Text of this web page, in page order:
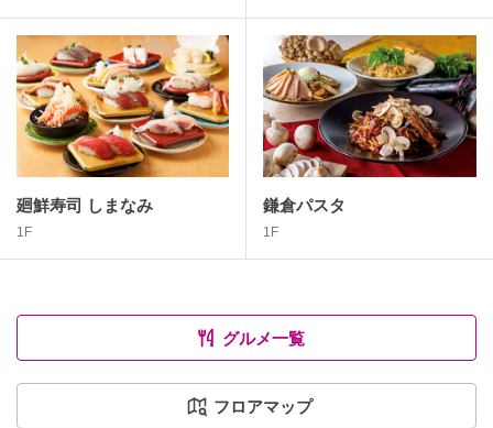
廻鮮寿司 しまなみ
1F
鎌倉パスタ
1F
グルメ一覧
フロアマップ